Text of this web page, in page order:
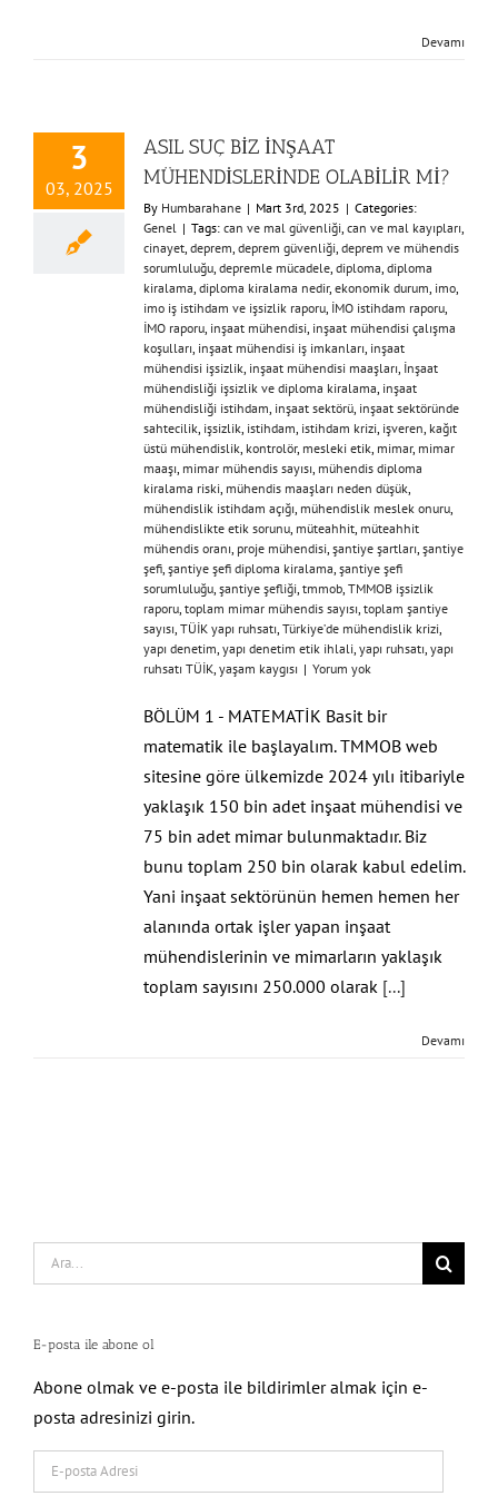
Devamı
3
03, 2025
ASIL SUÇ BİZ İNŞAAT
MÜHENDİSLERİNDE OLABİLİR Mİ?
By Humbarahane | Mart 3rd, 2025 | Categories:
Genel | Tags: can ve mal güvenliği can ve mal kayıpları
cinayet deprem deprem güvenliği deprem ve mühendis
sorumluluğu depremle mücadele diploma diploma
kiralama diploma kiralama nedir, ekonomik durum imo
imo iş istihdam ve işsizlik raporu İMO istihdam raporu
İMO raporu inşaat mühendisi inşaat mühendisi çalışma
koşulları inşaat mühendisi iş imkanları inşaat
mühendisi işsizlik inşaat mühendisi maaşları İnşaat
mühendisliği işsizlik ve diploma kiralama inşaat
mühendisliği istihdam inşaat sektörü inşaat sektöründe
sahtecilik işsizlik istihdam istihdam krizi işveren kağıt
üstü mühendislik kontrolör, mesleki etik mimar, mimar
maaşı mimar mühendis sayısı mühendis diploma
kiralama riski mühendis maaşları neden düşük
mühendislik istihdam açığı mühendislik meslek onuru
mühendislikte etik sorunu müteahhit müteahhit
mühendis oranı proje mühendisi şantiye şartları şantiye
şefi şantiye şefi diploma kiralama şantiye şefi
sorumluluğu şantiye şefliği tmmob TMMOB işsizlik
raporu toplam mimar mühendis sayısı toplam şantiye
sayısı TÜİK yapı ruhsatı Türkiye’de mühendislik krizi
yapı denetim yapı denetim etik ihlali yapı ruhsatı yapı
ruhsatı TÜİK yaşam kaygısı | Yorum yok
BÖLÜM 1 - MATEMATİK Basit bir
matematik ile başlayalım. TMMOB web
sitesine göre ülkemizde 2024 yılı itibariyle
yaklaşık 150 bin adet inşaat mühendisi ve
75 bin adet mimar bulunmaktadır. Biz
bunu toplam 250 bin olarak kabul edelim.
Yani inşaat sektörünün hemen hemen her
alanında ortak işler yapan inşaat
mühendislerinin ve mimarların yaklaşık
toplam sayısını 250.000 olarak [...]
Devamı
Search
for:
E-posta ile abone ol
Abone olmak ve e-posta ile bildirimler almak için e-
posta adresinizi girin.